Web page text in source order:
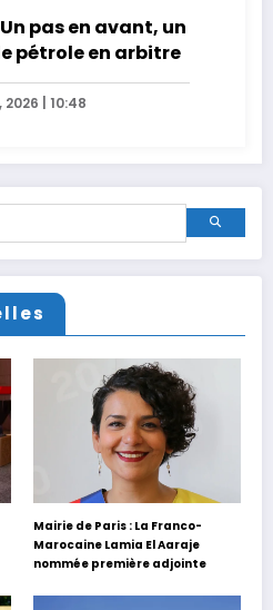
pas en avant, un
pétrole en arbitre
| 10:48
Mairie de Paris : La Franco-
Marocaine Lamia El Aaraje
nommée première adjointe